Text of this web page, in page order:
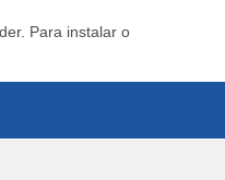
Para instalar o